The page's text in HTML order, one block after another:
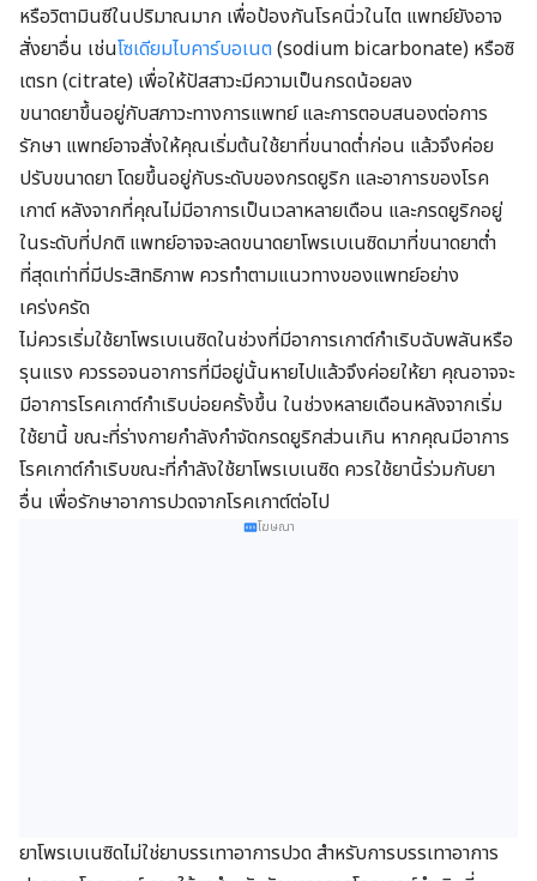
หรือวิตามินซีในปริมาณมาก เพื่อป้องกันโรคนิ่วในไต แพทย์ยังอาจ
สั่งยาอื่น เช่นโซเดียมไบคาร์บอเนต (sodium bicarbonate) หรือซิ
เตรท (citrate) เพื่อให้ปัสสาวะมีความเป็นกรดน้อยลง
ขนาดยาขึ้นอยู่กับสภาวะทางการแพทย์ และการตอบสนองต่อการ
รักษา แพทย์อาจสั่งให้คุณเริ่มต้นใช้ยาที่ขนาดต่ำก่อน แล้วจึงค่อย
ปรับขนาดยา โดยขึ้นอยู่กับระดับของกรดยูริก และอาการของโรค
เกาต์ หลังจากที่คุณไม่มีอาการเป็นเวลาหลายเดือน และกรดยูริกอยู่
ในระดับที่ปกติ แพทย์อาจจะลดขนาดยาโพรเบเนซิดมาที่ขนาดยาต่ำ
ที่สุดเท่าที่มีประสิทธิภาพ ควรทำตามแนวทางของแพทย์อย่าง
เคร่งครัด
ไม่ควรเริ่มใช้ยาโพรเบเนซิดในช่วงที่มีอาการเกาต์กำเริบฉับพลันหรือ
รุนแรง ควรรอจนอาการที่มีอยู่นั้นหายไปแล้วจึงค่อยให้ยา คุณอาจจะ
มีอาการโรคเกาต์กำเริบบ่อยครั้งขึ้น ในช่วงหลายเดือนหลังจากเริ่ม
ใช้ยานี้ ขณะที่ร่างกายกำลังกำจัดกรดยูริกส่วนเกิน หากคุณมีอาการ
โรคเกาต์กำเริบขณะที่กำลังใช้ยาโพรเบเนซิด ควรใช้ยานี้ร่วมกับยา
อื่น เพื่อรักษาอาการปวดจากโรคเกาต์ต่อไป
โฆษณา
ยาโพรเบเนซิดไม่ใช่ยาบรรเทาอาการปวด สำหรับการบรรเทาอาการ